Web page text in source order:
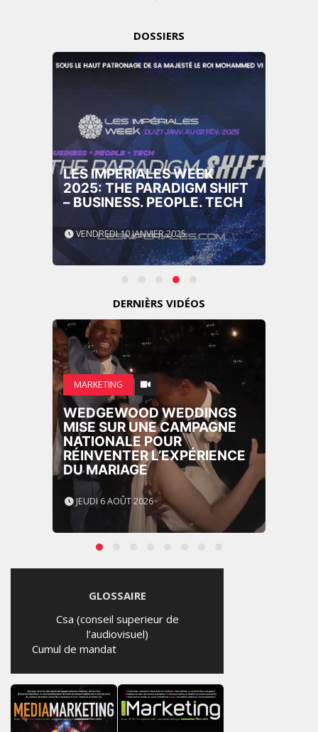
DOSSIERS
GITEX AFRICA MOROCCO
2024
MERCREDI 15 MAI 2024
DERNIÈRS VIDÉOS
MARKETING
RENTRÉE UNIVERSITAIRE :
IKEA CANADA LANCE «
MADE FOR COLLEGE » POUR
ACCOMPAGNER LES
ÉTUDIANTS
JEUDI 6 AOÛT 2026
GLOSSAIRE
Csa (conseil superieur de
l’audiovisuel)
Cumul de mandat